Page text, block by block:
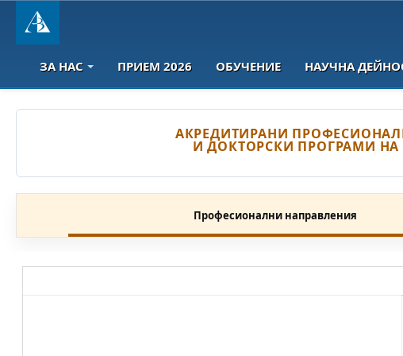
ЗА НАС ПРИЕМ 2026 ОБУЧЕНИЕ НАУЧНА
АКРЕДИТИРАНИ
И ДОКТОРСКИ ПРОГРАМИ НА
Професионални направления